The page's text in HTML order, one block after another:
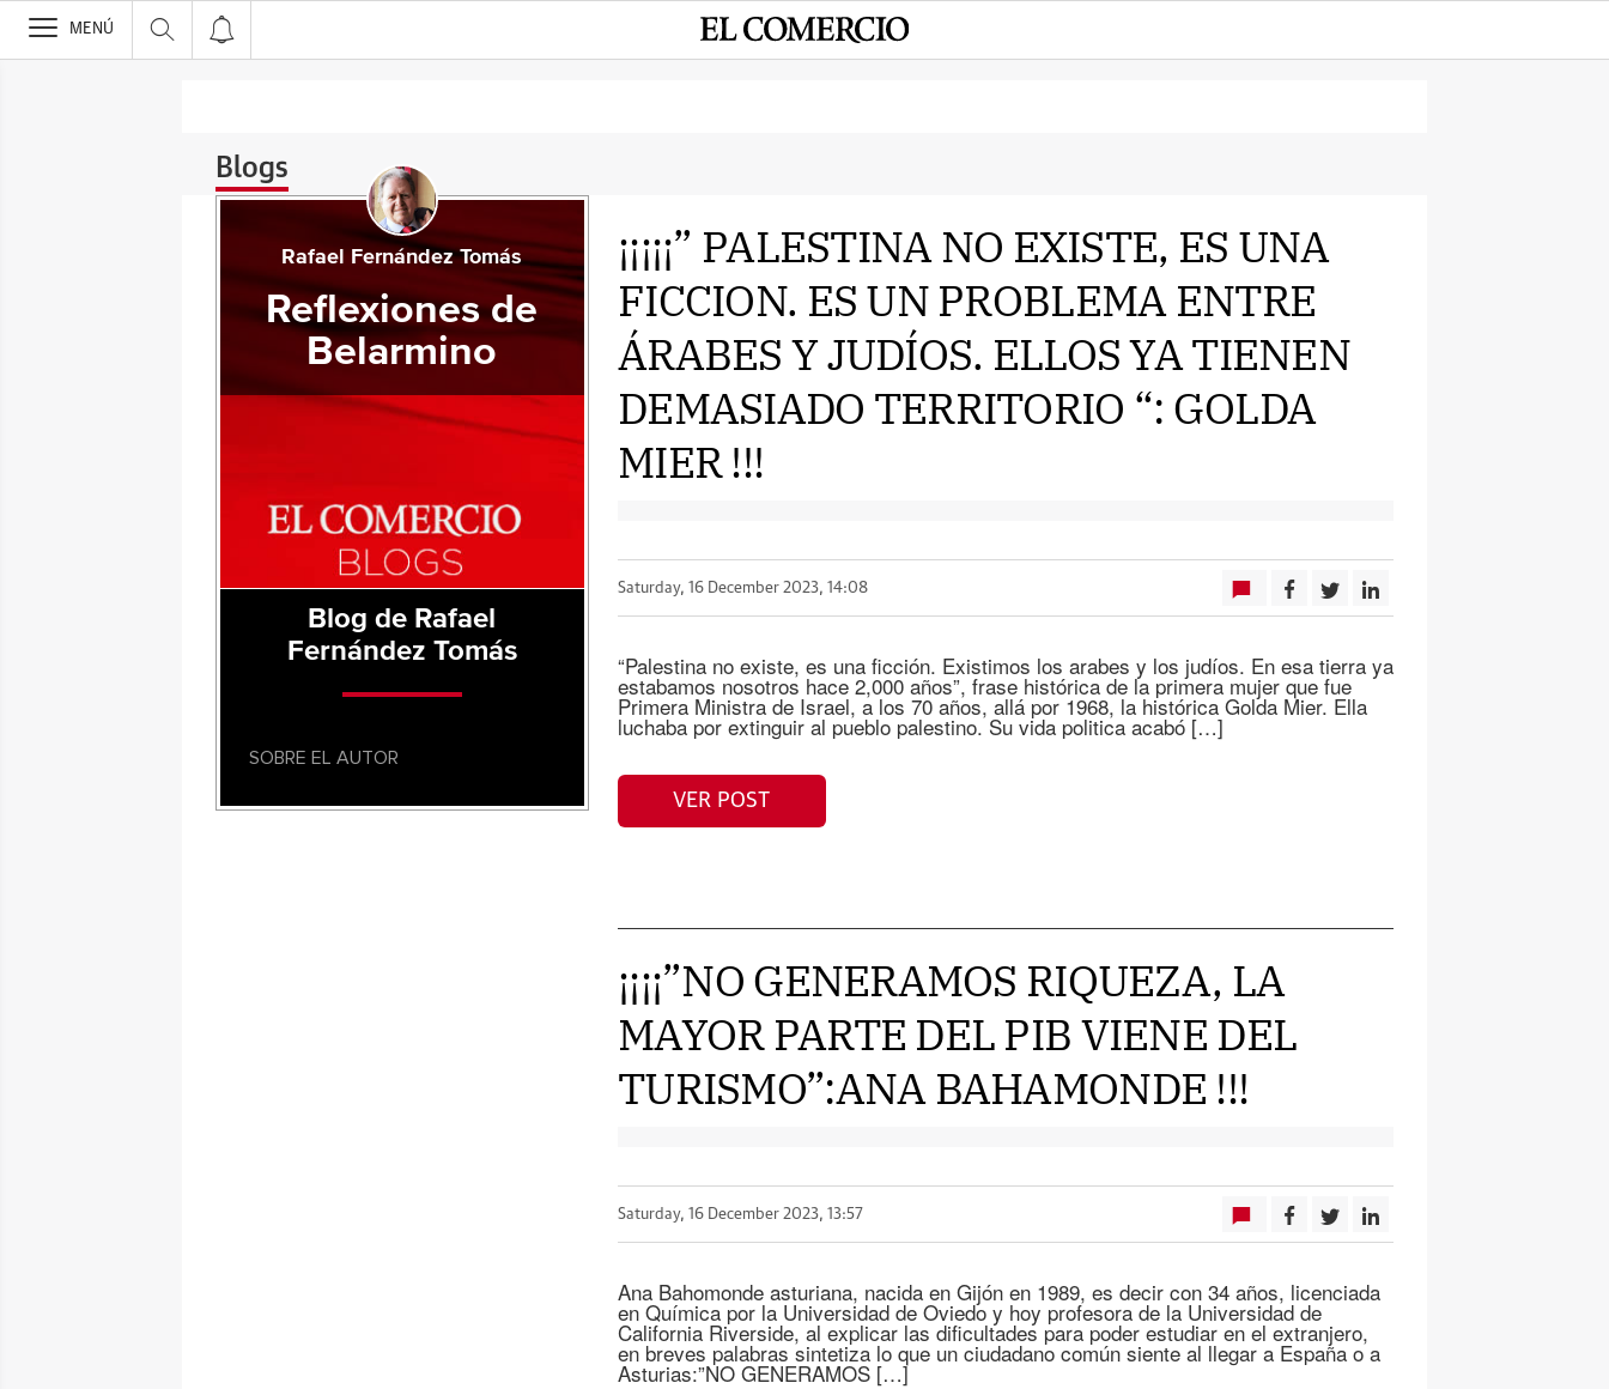
>
MENÚ
Blogs
¡¡¡¡¡” PALESTINA NO EXISTE, ES UNA
FICCION. ES UN PROBLEMA ENTRE
ÁRABES Y JUDÍOS. ELLOS YA TIENEN
DEMASIADO TERRITORIO “: GOLDA
MIER !!!
Saturday, 16 December 2023, 14:08
“Palestina no existe, es una ficción. Existimos los arabes y los judíos. En esa tierra ya
estabamos nosotros hace 2,000 años”, frase histórica de la primera mujer que fue
Primera Ministra de Israel, a los 70 años, allá por 1968, la histórica Golda Mier. Ella
luchaba por extinguir al pueblo palestino. Su vida politica acabó […]
VER POST
¡¡¡¡”NO GENERAMOS RIQUEZA, LA
MAYOR PARTE DEL PIB VIENE DEL
TURISMO”:ANA BAHAMONDE !!!
Saturday, 16 December 2023, 13:57
Ana Bahomonde asturiana, nacida en Gijón en 1989, es decir con 34 años, licenciada
en Química por la Universidad de Oviedo y hoy profesora de la Universidad de
California Riverside, al explicar las dificultades para poder estudiar en el extranjero,
en breves palabras sintetiza lo que un ciudadano común siente al llegar a España o a
Asturias:”NO GENERAMOS […]
Rafael Fernández Tomás
Reflexiones de
Belarmino
Blog de Rafael
Fernández Tomás
SOBRE EL AUTOR